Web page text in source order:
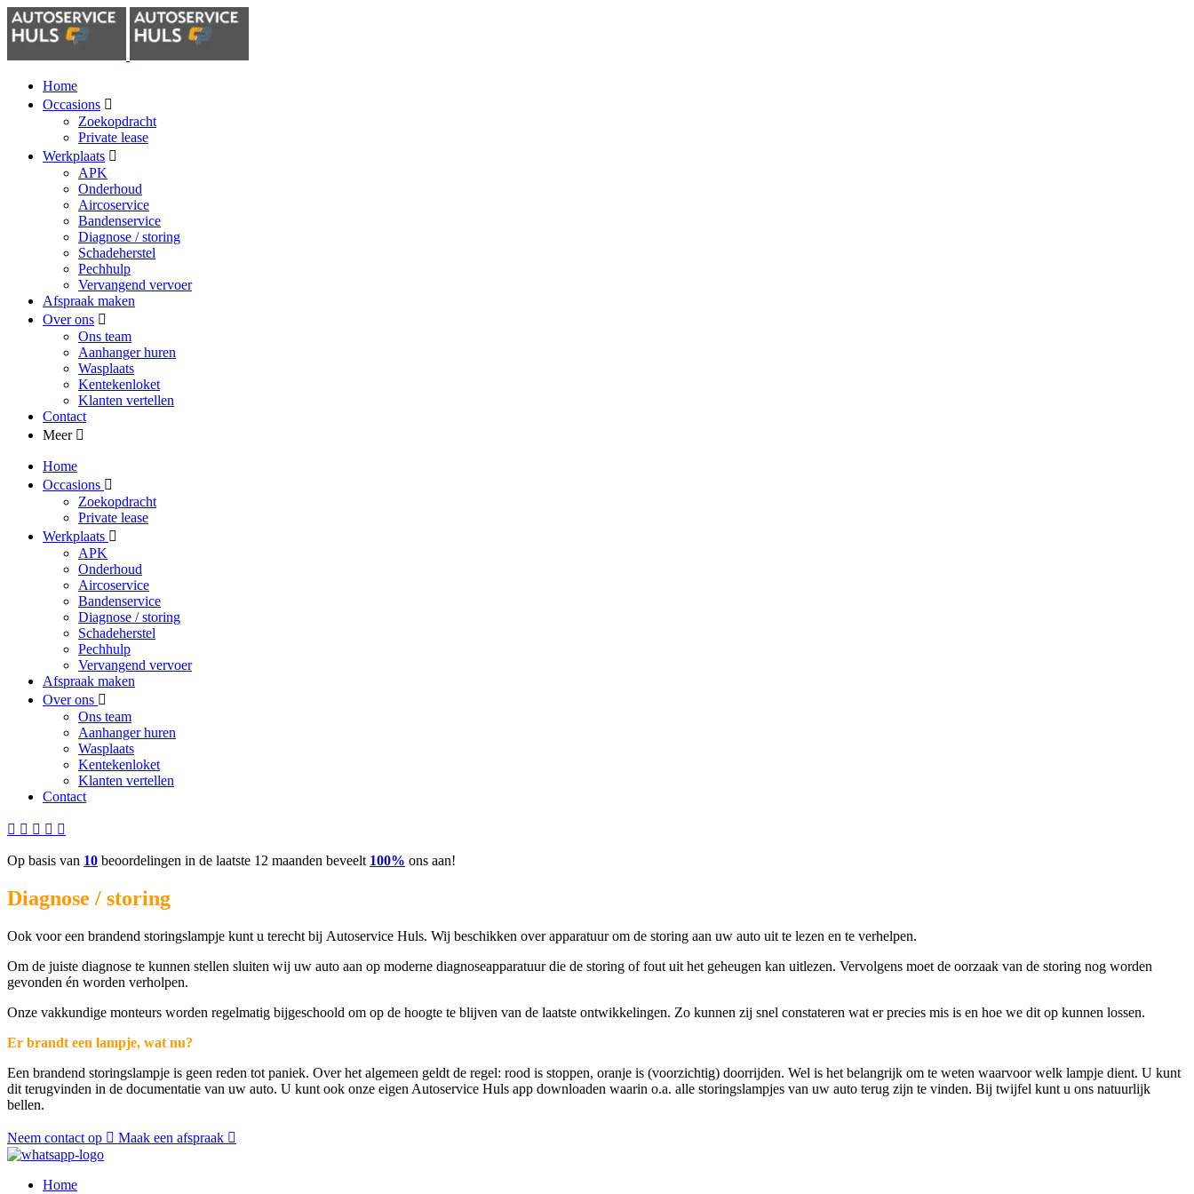
Home
Occasions
Zoekopdracht
Private lease
Werkplaats
APK
Onderhoud
Aircoservice
Bandenservice
Diagnose / storing
Schadeherstel
Pechhulp
Vervangend vervoer
Afspraak maken
Over ons
Ons team
Aanhanger huren
Wasplaats
Kentekenloket
Klanten vertellen
Contact
Meer
Home
Occasions
Zoekopdracht
Private lease
Werkplaats
APK
Onderhoud
Aircoservice
Bandenservice
Diagnose / storing
Schadeherstel
Pechhulp
Vervangend vervoer
Afspraak maken
Over ons
Ons team
Aanhanger huren
Wasplaats
Kentekenloket
Klanten vertellen
Contact
Op basis van 10 beoordelingen in de laatste 12 maanden beveelt 100% ons aan!
Diagnose / storing
Ook voor een brandend storingslampje kunt u terecht bij Autoservice Huls. Wij beschikken over apparatuur om de storing aan uw auto uit te lezen en te verhelpen.
Om de juiste diagnose te kunnen stellen sluiten wij uw auto aan op moderne diagnoseapparatuur die de storing of fout uit het geheugen kan uitlezen. Vervolgens moet de oorzaak van de storing nog worden
gevonden én worden verholpen.
Onze vakkundige monteurs worden regelmatig bijgeschoold om op de hoogte te blijven van de laatste ontwikkelingen. Zo kunnen zij snel constateren wat er precies mis is en hoe we dit op kunnen lossen.
Er brandt een lampje, wat nu?
Een brandend storingslampje is geen reden tot paniek. Over het algemeen geldt de regel: rood is stoppen, oranje is (voorzichtig) doorrijden. Wel is het belangrijk om te weten waarvoor welk lampje dient. U kunt
dit terugvinden in de documentatie van uw auto. U kunt ook onze eigen Autoservice Huls app downloaden waarin o.a. alle storingslampjes van uw auto terug zijn te vinden. Bij twijfel kunt u ons natuurlijk
bellen.
Neem contact op Maak een afspraak
Home